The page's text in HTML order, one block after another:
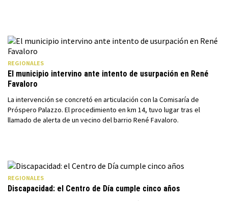
REGIONALES
El municipio intervino ante intento de usurpación en René
Favaloro
La intervención se concretó en articulación con la Comisaría de
Próspero Palazzo. El procedimiento en km 14, tuvo lugar tras el
llamado de alerta de un vecino del barrio René Favaloro.
REGIONALES
Discapacidad: el Centro de Día cumple cinco años